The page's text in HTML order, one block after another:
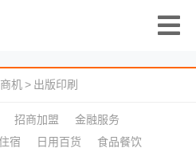
商机> 出版印刷
招商加盟
金融服务
宿 日用百货
食品餐饮